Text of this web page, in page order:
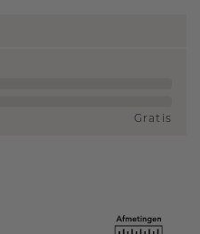
Gratis